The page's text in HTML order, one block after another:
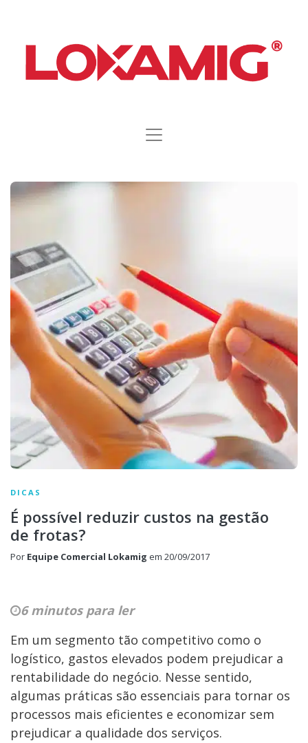
DICAS
É possível reduzir custos na gestão
de frotas?
Por Equipe Comercial Lokamig em 20/09/2017
6 minutos para ler
Em um segmento tão competitivo como o
logístico, gastos elevados podem prejudicar a
rentabilidade do negócio. Nesse sentido,
algumas práticas são essenciais para tornar os
processos mais eficientes e economizar sem
prejudicar a qualidade dos serviços.